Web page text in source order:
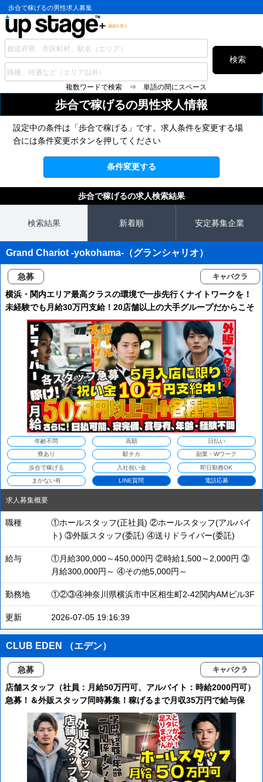
歩合で稼げるの男性求人募集
検索
複数ワードで検索 ⇒ 単語の間にスペース
歩合で稼げるの男性求人情報
設定中の条件は「歩合で稼げる」です。求人条件を変更する場
合には条件変更ボタンを押してください
条件変更する
歩合で稼げるの求人検索結果
検索結果 新着順 安定募集企業
Grand Chariot -yokohama-（グランシャリオ）
急募 キャバクラ
横浜・関内エリア最高クラスの環境で一歩先行くナイトワークを！
未経験でも月給30万円支給！20店舗以上の大手グループだからこそ
の安定感！ノルマ・ペナルティ一切なし！あなたの輝ける場所がこ
こにあります！
年齢不問 高額 日払い
寮あり 駅チカ 副業・Wワーク
歩合で稼げる 入社祝い金 即日勤務OK
まかない有 LINE質問 電話応募
求人募集概要
職種
①ホールスタッフ(正社員) ②ホールスタッフ(アルバイ
ト) ③外販スタッフ(委託) ④送りドライバー(委託)
給与
①月給300,000～450,000円 ②時給1,500～2,000円 ③
月給300,000円～ ④その他5,000円～
勤務地 ①②③④神奈川県横浜市中区相生町2-42関内AMビル3F
更新 2026-07-05 19:16:39
CLUB EDEN （エデン）
急募 キャバクラ
店舗スタッフ（社員：月給50万円可、アルバイト：時給2000円可）
急募！＆外販スタッフ同時募集！稼げるまで月収35万円で給与保
証！橋本近郊でお仕事を探している方必見！未経験の方でもしっか
りと稼げます！